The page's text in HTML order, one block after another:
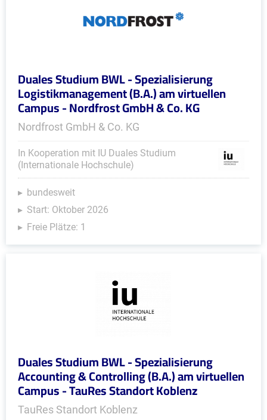
Duales Studium BWL - Spezialisierung
Logistikmanagement (B.A.) am virtuellen
Campus - Nordfrost GmbH & Co. KG
Nordfrost GmbH & Co. KG
In Kooperation mit IU Duales Studium
(Internationale Hochschule)
bundesweit
Start: Oktober 2026
Freie Plätze: 1
Duales Studium BWL - Spezialisierung
Accounting & Controlling (B.A.) am virtuellen
Campus - TauRes Standort Koblenz
TauRes Standort Koblenz